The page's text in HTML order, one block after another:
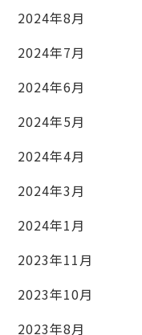
2024年8月
2024年7月
2024年6月
2024年5月
2024年4月
2024年3月
2024年1月
2023年11月
2023年10月
2023年8月